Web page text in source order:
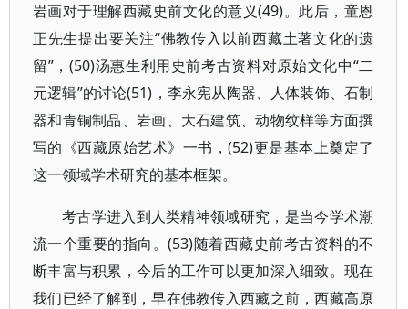
岩画对于理解西藏史前文化的意义(49)。此后，童恩
正先生提出要关注“佛教传入以前西藏土著文化的遗
留”，(50)汤惠生利用史前考古资料对原始文化中“二
元逻辑”的讨论(51)，李永宪从陶器、人体装饰、石制
器和青铜制品、岩画、大石建筑、动物纹样等方面撰
写的《西藏原始艺术》一书，(52)更是基本上奠定了
这一领域学术研究的基本框架。
考古学进入到人类精神领域研究，是当今学术潮
流一个重要的指向。(53)随着西藏史前考古资料的不
断丰富与积累，今后的工作可以更加深入细致。现在
我们已经了解到，早在佛教传入西藏之前，西藏高原